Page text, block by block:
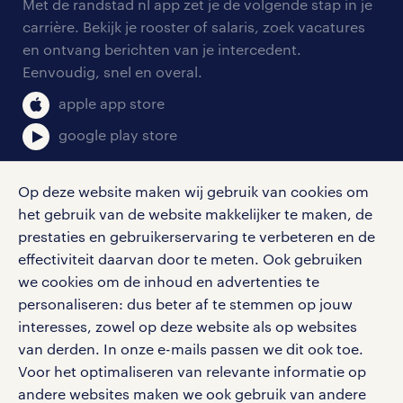
Op deze website maken wij gebruik van cookies om
het gebruik van de website makkelijker te maken, de
prestaties en gebruikerservaring te verbeteren en de
effectiviteit daarvan door te meten. Ook gebruiken
we cookies om de inhoud en advertenties te
personaliseren: dus beter af te stemmen op jouw
interesses, zowel op deze website als op websites
van derden. In onze e-mails passen we dit ook toe.
Voor het optimaliseren van relevante informatie op
andere websites maken we ook gebruik van andere
aanmelden nieuwsbrief
blogs en artikelen
salarischecker
bruto-netto calculator
onze vestigingen
pers
Met de randstad nl app zet je de volgende stap in je
carrière. Bekijk je rooster of salaris, zoek vacatures
en ontvang berichten van je intercedent.
Eenvoudig, snel en overal.
apple app store
google play store
social media
Volg ons voor de leukste content omtrent
vacatures, solliciteren en inspiratie.
werken bij randstad